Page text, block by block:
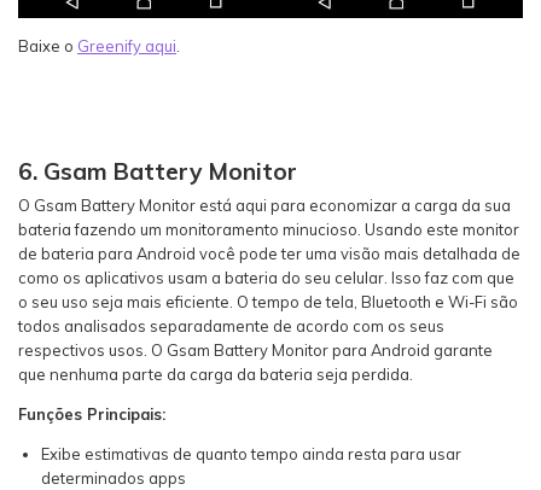
Baixe o Greenify aqui
6. Gsam Battery Monitor
O Gsam Battery Monitor está aqui para economizar a carga da sua
bateria fazendo um monitoramento minucioso. Usando este monitor
de bateria para Android você pode ter uma visão mais detalhada de
como os aplicativos usam a bateria do seu celular. Isso faz com que
o seu uso seja mais eficiente. O tempo de tela, Bluetooth e Wi-Fi são
todos analisados separadamente de acordo com os seus
respectivos usos. O Gsam Battery Monitor para Android garante
que nenhuma parte da carga da bateria seja perdida.
Funções Principais:
Exibe estimativas de quanto tempo ainda resta para usar
determinados apps